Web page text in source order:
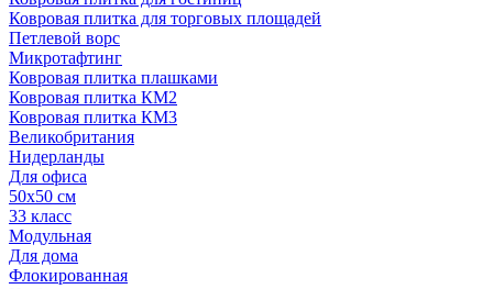
Ковровая плитка для торговых площадей
Петлевой ворс
Микротафтинг
Ковровая плитка плашками
Ковровая плитка КМ2
Ковровая плитка КМ3
Великобритания
Нидерланды
Для офиса
50х50 см
33 класс
Модульная
Для дома
Флокированная